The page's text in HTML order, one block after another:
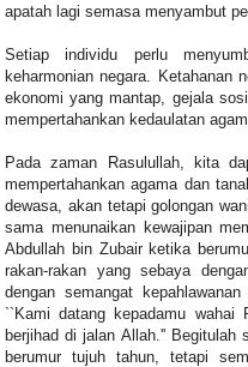
apatah lagi semasa menyambut
Setiap individu perlu
keharmonian negara. Ketahanan
ekonomi yang mantap, gejala
mempertahankan kedaulatan
Pada zaman Rasulullah, kita
mempertahankan agama dan
dewasa, akan tetapi golongan
sama menunaikan kewajipan
Abdullah bin Zubair ketika
rakan-rakan yang sebaya
dengan semangat
``Kami datang kepadamu wahai
berjihad di jalan Allah.'' Begitulah
berumur tujuh tahun, tetapi